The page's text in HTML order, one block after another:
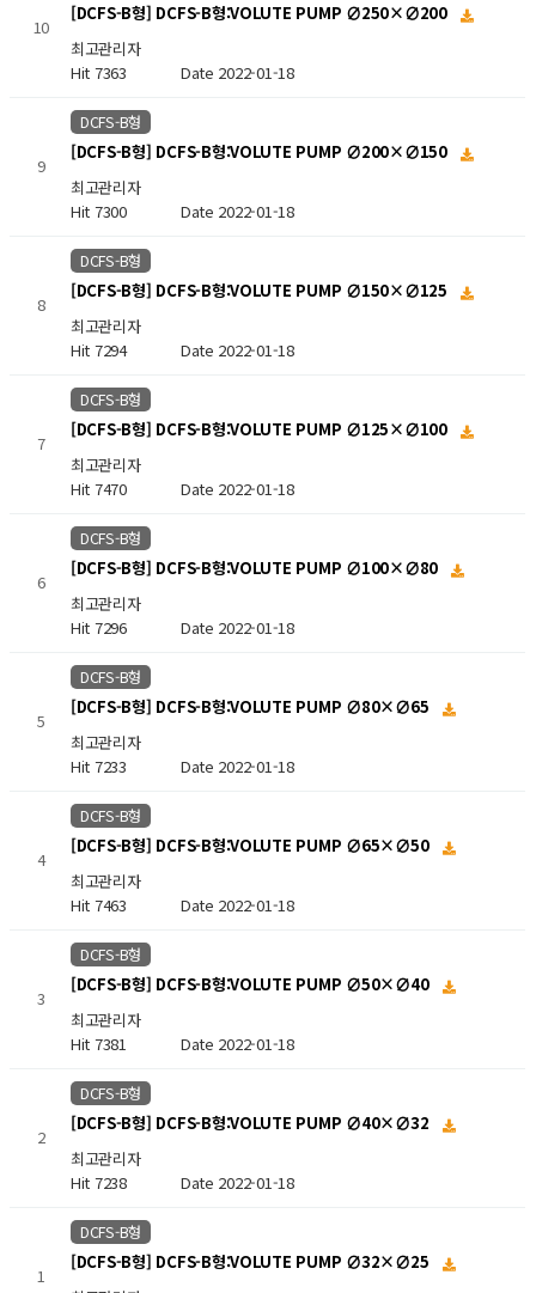
10
[DCFS-B형] DCFS-B형:VOLUTE PUMP ∅250×∅200
최고관리자
Hit 7363 Date 2022-01-18
9
DCFS-B형
[DCFS-B형] DCFS-B형:VOLUTE PUMP ∅200×∅150
최고관리자
Hit 7300 Date 2022-01-18
8
DCFS-B형
[DCFS-B형] DCFS-B형:VOLUTE PUMP ∅150×∅125
최고관리자
Hit 7294 Date 2022-01-18
7
DCFS-B형
[DCFS-B형] DCFS-B형:VOLUTE PUMP ∅125×∅100
최고관리자
Hit 7470 Date 2022-01-18
6
DCFS-B형
[DCFS-B형] DCFS-B형:VOLUTE PUMP ∅100×∅80
최고관리자
Hit 7296 Date 2022-01-18
5
DCFS-B형
[DCFS-B형] DCFS-B형:VOLUTE PUMP ∅80×∅65
최고관리자
Hit 7233 Date 2022-01-18
4
DCFS-B형
[DCFS-B형] DCFS-B형:VOLUTE PUMP ∅65×∅50
최고관리자
Hit 7463 Date 2022-01-18
3
DCFS-B형
[DCFS-B형] DCFS-B형:VOLUTE PUMP ∅50×∅40
최고관리자
Hit 7381 Date 2022-01-18
2
DCFS-B형
[DCFS-B형] DCFS-B형:VOLUTE PUMP ∅40×∅32
최고관리자
Hit 7238 Date 2022-01-18
1
DCFS-B형
[DCFS-B형] DCFS-B형:VOLUTE PUMP ∅32×∅25